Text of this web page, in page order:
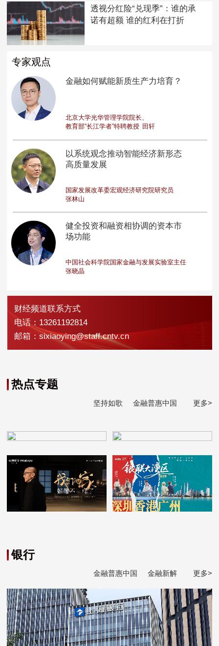
透视分红险“兑现季”：谁的承
诺有超额 谁的红利在打折
专家观点
金融如何赋能新质生产力培育？
北京大学光华管理学院院长、
教育部“长江学者”特聘教授 田轩
以系统观念推动智能经济新形态
高质量发展
国家发展改革委宏观经济研究院研究员
张林山
健全投资和融资相协调的资本市
场功能
中国社会科学院国家金融与发展实验室主任
张晓晶
财经频道联系方式
电话：13261192814
邮箱：sixiaoying@staff.cntv.cn
热点专题
更多>
坚持如歌 金融普惠中国
银行
更多>
金融普惠中国 金融新解